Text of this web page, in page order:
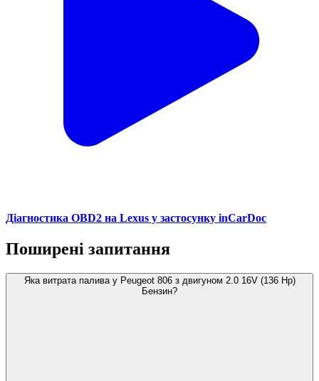
Діагностика OBD2 на Lexus у застосунку inCarDoc
Поширені запитання
Яка витрата палива у Peugeot 806 з двигуном 2.0 16V (136 Hp)
Бензин?